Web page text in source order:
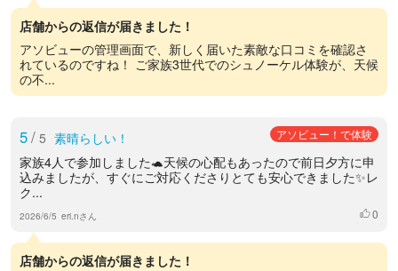
店舗からの返信が届きました！
アソビューの管理画面で、新しく届いた素敵な口コミを確認さ
れているのですね！ ご家族3世代でのシュノーケル体験が、天候
の不...
5/ 5 素晴らしい！ アソビュー！で体験
家族4人で参加しました🐢天候の心配もあったので前日夕方に申
込みましたが、すぐにご対応くださりとても安心できました✨レ
ク...
2026/6/5 eri.nさん いいね
0
店舗からの返信が届きました！